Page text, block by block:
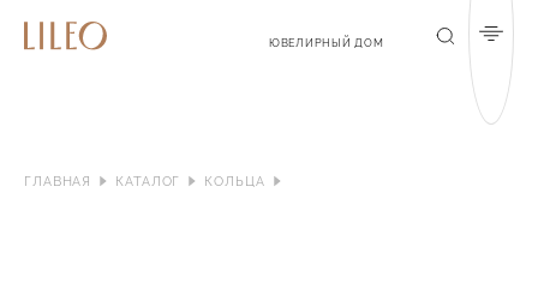
ЮВЕЛИРНЫЙ ДОМ Поиск
ГЛАВНАЯ КАТАЛОГ КОЛЬЦА